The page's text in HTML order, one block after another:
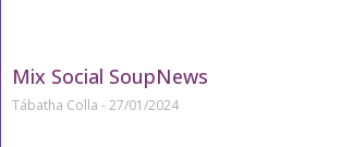
Mix Social SoupNews
Tábatha Colla 27/01/2024